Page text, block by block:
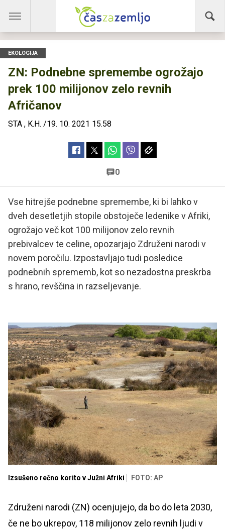
EKOLOGIJA
ZN: Podnebne spremembe ogrožajo
prek 100 milijonov zelo revnih
Afričanov
STA , K.H. /19. 10. 2021 15.58
0
Vse hitrejše podnebne spremembe, ki bi lahko v
dveh desetletjih stopile obstoječe ledenike v Afriki,
ogrožajo več kot 100 milijonov zelo revnih
prebivalcev te celine, opozarjajo Združeni narodi v
novem poročilu. Izpostavljajo tudi posledice
podnebnih sprememb, kot so nezadostna preskrba
s hrano, revščina in razseljevanje.
Izsušeno rečno korito v Južni Afriki FOTO: AP
Združeni narodi (ZN) ocenjujejo, da bo do leta 2030,
če ne bo ukrepov, 118 milijonov zelo revnih ljudi v